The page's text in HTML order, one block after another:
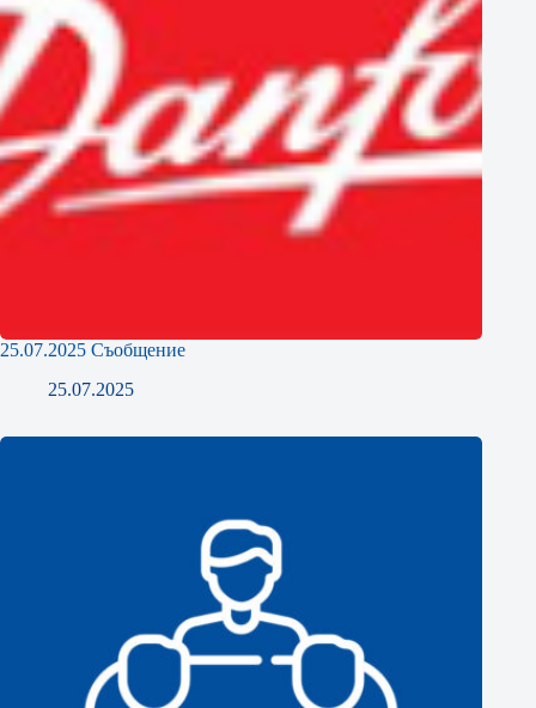
25.07.2025 Съобщение
25.07.2025